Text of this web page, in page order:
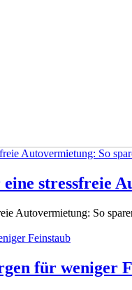
stressfreie
Autovermietung: So
für weniger